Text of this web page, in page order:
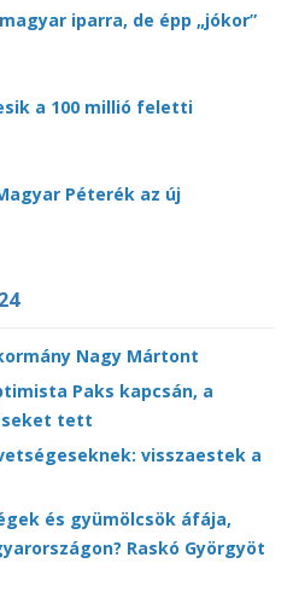
iparra, de épp „jókor”
a 100 millió feletti
Péterék az új
24
Nagy Mártont
Paks kapcsán, a
tett
visszaestek a
és gyümölcsök áfája,
Raskó Györgyöt